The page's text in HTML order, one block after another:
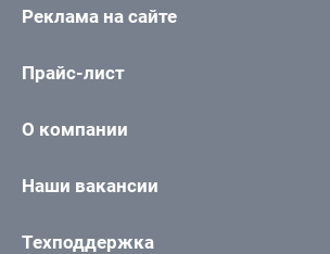
Реклама на сайте
Прайс-лист
О компании
Наши вакансии
Техподдержка